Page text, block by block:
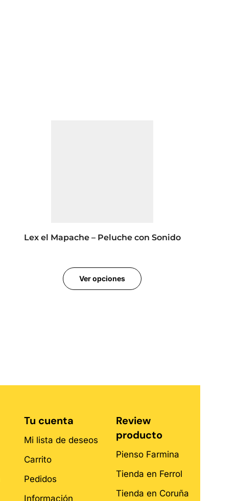
Lex el Mapache – Peluche con Sonido
Ver opciones
Tu cuenta
Mi lista de deseos
Carrito
Pedidos
Información
Review
producto
Pienso Farmina
Tienda en Ferrol
Tienda en Coruña